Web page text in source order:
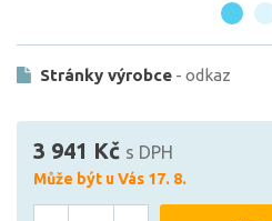
Stránky výrobce - odkaz
3 941 Kč s DPH
Může být u Vás 17. 8.